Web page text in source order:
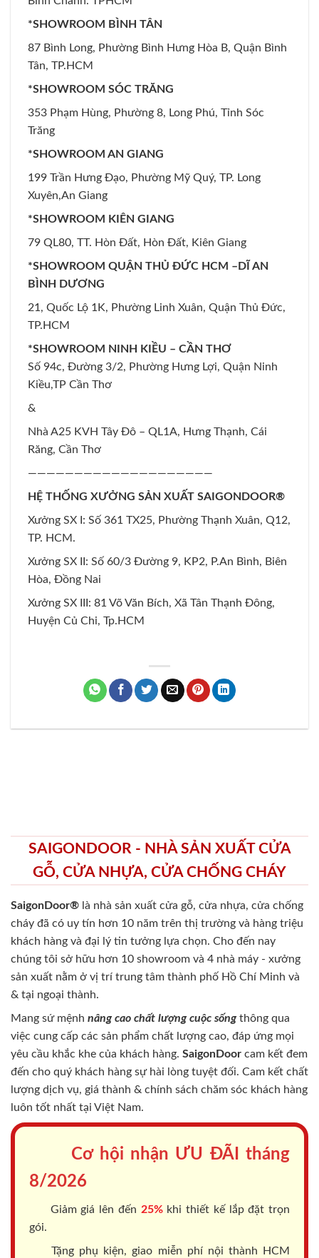
*SHOWROOM BÌNH TÂN
87 Bình Long, Phường Bình Hưng Hòa B, Quận Bình
Tân, TP.HCM
*SHOWROOM SÓC TRĂNG
353 Phạm Hùng, Phường 8, Long Phú, Tỉnh Sóc
Trăng
*SHOWROOM AN GIANG
199 Trần Hưng Đạo, Phường Mỹ Quý, TP. Long
Xuyên,An Giang
*SHOWROOM KIÊN GIANG
79 QL80, TT. Hòn Đất, Hòn Đất, Kiên Giang
*SHOWROOM QUẬN THỦ ĐỨC HCM –DĨ AN
BÌNH DƯƠNG
21, Quốc Lộ 1K, Phường Linh Xuân, Quận Thủ Đức,
TP.HCM
*SHOWROOM NINH KIỀU – CẦN THƠ
Số 94c, Đường 3/2, Phường Hưng Lợi, Quận Ninh
Kiều,TP Cần Thơ
&
Nhà A25 KVH Tây Đô – QL1A, Hưng Thạnh, Cái
Răng, Cần Thơ
————————————————————
HỆ THỐNG XƯỞNG SẢN XUẤT SAIGONDOOR®
Xưởng SX I: Số 361 TX25, Phường Thạnh Xuân, Q12,
TP. HCM.
Xưởng SX II: Số 60/3 Đường 9, KP2, P.An Bình, Biên
Hòa, Đồng Nai
Xưởng SX III: 81 Võ Văn Bích, Xã Tân Thạnh Đông,
Huyện Củ Chi, Tp.HCM
SAIGONDOOR - NHÀ SẢN XUẤT CỬA
GỖ, CỬA NHỰA, CỬA CHỐNG CHÁY
SaigonDoor® là nhà sản xuất cửa gỗ, cửa nhựa, cửa chống
cháy đã có uy tín hơn 10 năm trên thị trường và hàng triệu
khách hàng và đại lý tin tưởng lựa chọn. Cho đến nay
chúng tôi sở hữu hơn 10 showroom và 4 nhà máy - xưởng
sản xuất nằm ở vị trí trung tâm thành phố Hồ Chí Minh và
& tại ngoại thành.
Mang sứ mệnh nâng cao chất lượng cuộc sốngthông qua
việc cung cấp các sản phẩm chất lượng cao, đáp ứng mọi
yêu cầu khắc khe của khách hàng. SaigonDoor cam kết đem
đến cho quý khách hàng sự hài lòng tuyệt đối. Cam kết chất
lượng dịch vụ, giá thành & chính sách chăm sóc khách hàng
luôn tốt nhất tại Việt Nam.
Cơ hội nhận ƯU ĐÃI tháng
8/2026
Giảm giá lên đến 25%khi thiết kế lắp đặt trọn
gói.
Tặng phụ kiện, giao miễn phí nội thành HCM